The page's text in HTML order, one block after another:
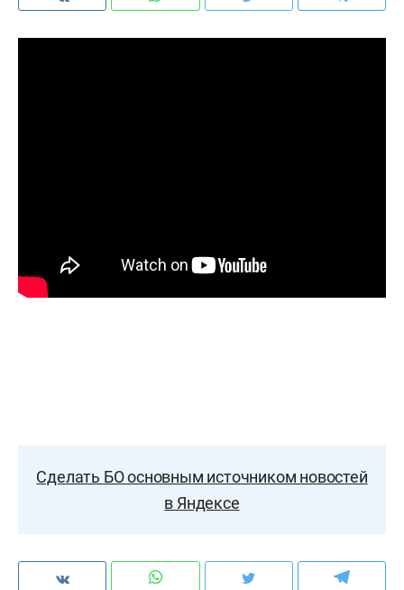
Сделать БО основным источником новостей
в Яндексе